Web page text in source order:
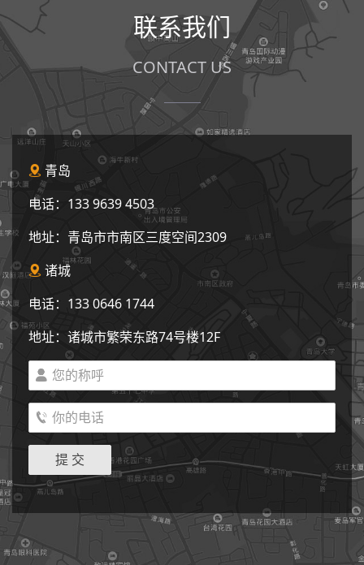
联系我们
CONTACT US
 青岛
电话：133 9639 4503
地址：青岛市市南区三度空间2309
 诸城
电话：133 0646 1744
地址：诸城市繁荣东路74号楼12F

